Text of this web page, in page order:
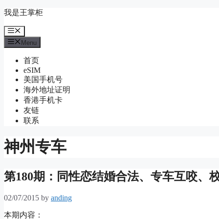
Skip
content
我是王掌柜
Menu
Menu
首页
eSIM
美国手机号
海外地址证明
香港手机卡
友链
联系
神州专车
第180期：同性恋结婚合法、专车互咬、
02/07/2015 by anding
本期内容：